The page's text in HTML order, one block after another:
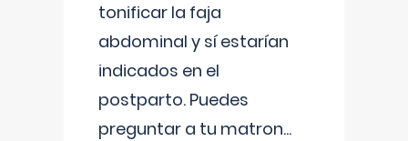
tonificar la faja
abdominal y sí estarían
indicados en el
postparto. Puedes
preguntar a tu matron...